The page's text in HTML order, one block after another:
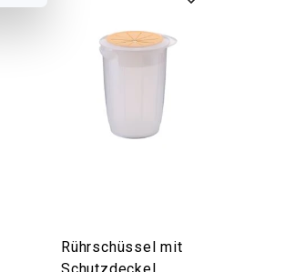
Rührschüssel mit